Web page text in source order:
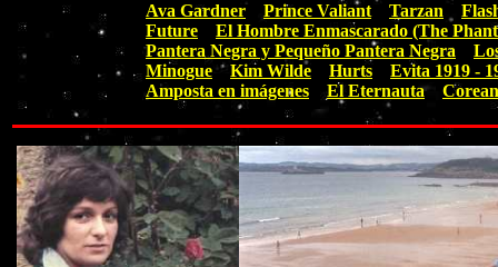
Ava Gardner Prince Valiant Tarzan
Future
El Hombre Enmascarado (The
Pantera Negra y Pequeño Pantera Negra
Minogue
Kim Wilde Hurts
Evita 1919 -
Amposta en imágenes
El Eternauta